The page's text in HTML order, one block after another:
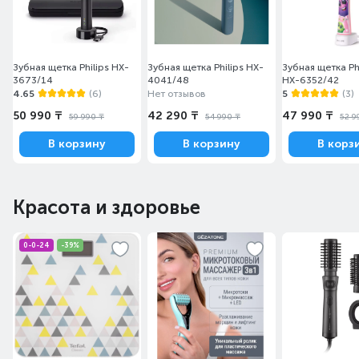
2-минутный таймер SmarTimer и 30-секундный таймер
QuadPacer помогут чистить зубы в течение
полости рта, чтобы обеспечить оптимальный результат
чистки.
Знает, когда нужно заменить чистящую насадку
Зубная щетка Philips HX-
3673/14
4.65
(6)
50 990 ₸ 59 990 ₸
В корзину
Зубная щетка Philips HX-
4041/48
Нет отзывов
42 290 ₸ 54 990 ₸
В корзину
Зубная щетка
HX-6352/42
5
(3)
47 990 ₸ 52
В
Красота и здоровье
0-0-24 -39%